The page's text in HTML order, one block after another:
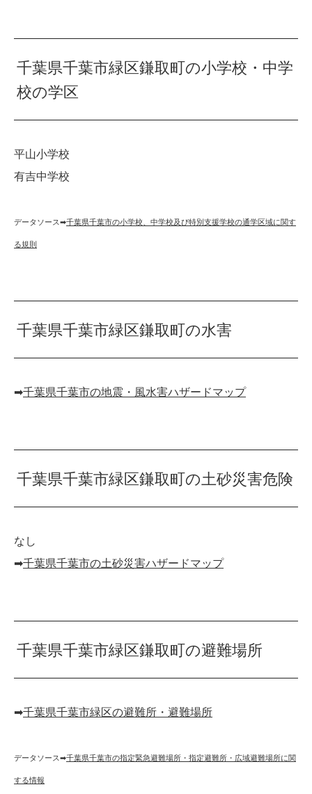
千葉県千葉市緑区鎌取町の小学校・中学
校の学区
平山小学校
有吉中学校
データソース➡︎千葉県千葉市の小学校、中学校及び特別支援学校の通学区域に関す
る規則
千葉県千葉市緑区鎌取町の水害
➡︎千葉県千葉市の地震・風水害ハザードマップ
千葉県千葉市緑区鎌取町の土砂災害危険
なし
➡︎千葉県千葉市の土砂災害ハザードマップ
千葉県千葉市緑区鎌取町の避難場所
➡︎千葉県千葉市緑区の避難所・避難場所
データソース➡︎千葉県千葉市の指定緊急避難場所・指定避難所・広域避難場所に関
する情報